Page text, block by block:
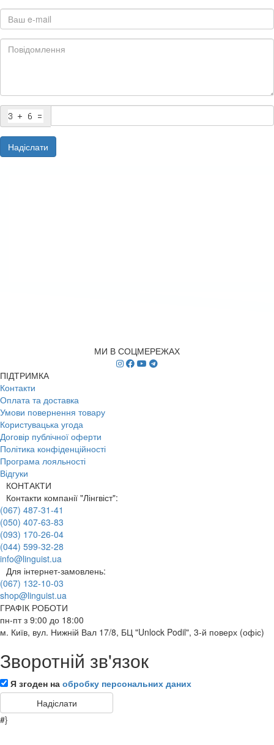
Надіслати
МИ В СОЦМЕРЕЖАХ
ПІДТРИМКА
Контакти
Оплата та доставка
Умови повернення товару
Користувацька угода
Договір публічної оферти
Політика конфіденційності
Програма лояльності
Відгуки
КОНТАКТИ
Контакти компанії "Лінгвіст":
(067) 487-31-41
(050) 407-63-83
(093) 170-26-04
(044) 599-32-28
info@linguist.ua
Для інтернет-замовлень:
(067) 132-10-03
shop@linguist.ua
ГРАФІК РОБОТИ
пн-пт з 9:00 до 18:00
м. Київ, вул. Нижній Вал 17/8, БЦ "Unlock Podil", 3-й поверх (офіс)
Зворотній зв'язок
Я згоден на обробку персональних даних
#}